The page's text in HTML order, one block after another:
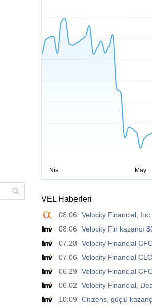
VEL Haberleri
08.06
Velocity Financial,
08.06
Velocity Fin kazancı
07.28
Velocity Financial
07.06
Velocity Financial
06.29
Velocity Financial
06.02
Velocity Financial,
10:09
Citizens, güçlü